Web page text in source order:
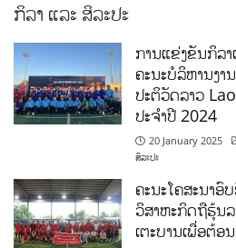
ກິລາ ແລະ ສິລະປະ
ການແຂ່ງຂັນກິລາ
ຄະນະບໍລິຫານງ
ປະຕິວັດລາວ
ປະຈຳປີ 2024
20 January 2025
ສິລະປະ
ຄະນະໂຄສະນາ
ວິສາຫະກິດຖືຮຸ້ນ
ເຕະບານເພື່ອຕ້